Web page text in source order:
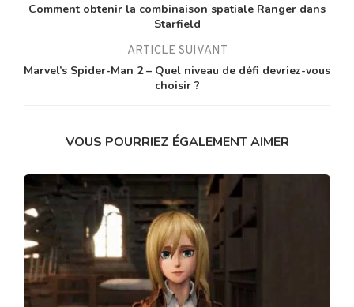
Comment obtenir la combinaison spatiale Ranger dans
Starfield
ARTICLE SUIVANT
Marvel’s Spider-Man 2 – Quel niveau de défi devriez-vous
choisir ?
VOUS POURRIEZ ÉGALEMENT AIMER